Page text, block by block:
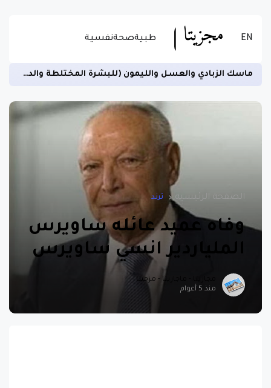
EN طبيةصحةنفسية
ماسك الزبادي والعسل والليمون (للبشرة المختلطة والدهنية)
الصفحة الرئيسية ترند
وفاه عميد عائله ساويرس
الملياردير انسي ساويرس
مجازيتا - ماجازيتا - مزجيتا
منذ 5 أعوام